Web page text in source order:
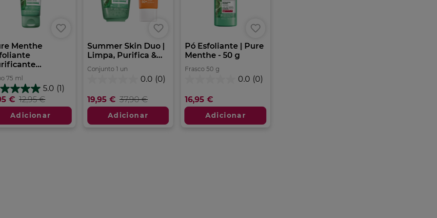
Menthe
75 ml
5.0 (1)
€ 12,95 €
Adicionar
Summer Skin Duo |
Limpa, Purifica &...
Conjunto 1 un
0.0 (0)
5
estrelas.
19,95 € 37,90 €
Adicionar
Pó Esfoliante | Pure
Menthe - 50 g
Frasco 50 g
0.0 (0)
5
estrelas.
16,95 €
Adicionar